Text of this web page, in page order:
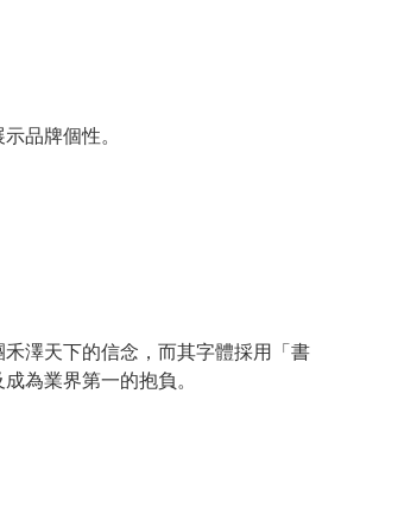
品牌個性。
澤天下的信念，而其字體採用「書
為業界第一的抱負。